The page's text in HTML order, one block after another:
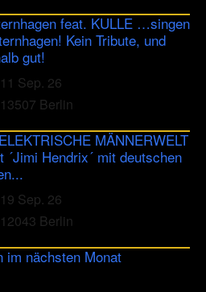
feat. KULLE …singen
Kein Tribute, und
gut!
11 Sep. 26
13507 Berlin
MÄNNERWELT
´Jimi Hendrix´ mit deutschen
19 Sep. 26
12043 Berlin
im nächsten Monat